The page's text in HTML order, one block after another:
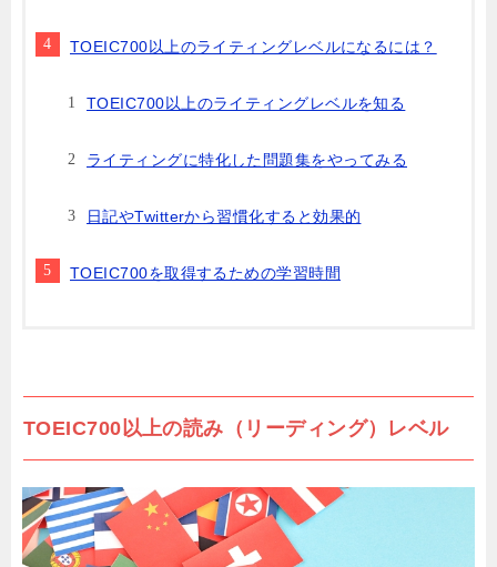
TOEIC700以上のライティングレベルになるには？
TOEIC700以上のライティングレベルを知る
ライティングに特化した問題集をやってみる
日記やTwitterから習慣化すると効果的
TOEIC700を取得するための学習時間
TOEIC700以上の読み（リーディング）レベル